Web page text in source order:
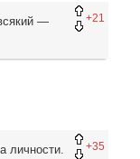
+21
—
+35
личности.